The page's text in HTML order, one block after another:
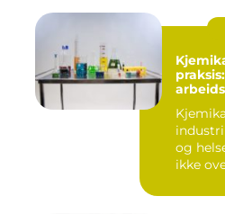
og
ikke